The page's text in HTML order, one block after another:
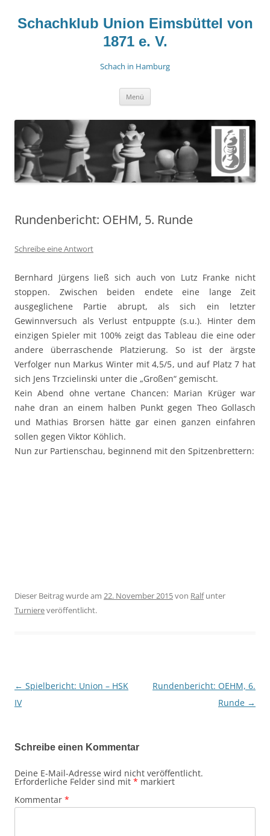
springen
Schachklub Union Eimsbüttel von
1871 e. V.
Schach in Hamburg
Menü
Rundenbericht: OEHM, 5. Runde
Schreibe eine Antwort
Bernhard Jürgens ließ sich auch von Lutz Franke nicht
stoppen. Zwischen beiden endete eine lange Zeit
ausgeglichene Partie abrupt, als sich ein letzter
Gewinnversuch als Verlust entpuppte (s.u.). Hinter dem
einzigen Spieler mit 100% zeigt das Tableau die eine oder
andere überraschende Platzierung. So ist der ärgste
Verfolger nun Markus Winter mit 4,5/5, und auf Platz 7 hat
sich Jens Trzcielinski unter die „Großen“ gemischt.
Kein Abend ohne vertane Chancen: Marian Krüger war
nahe dran an einem halben Punkt gegen Theo Gollasch
und Mathias Brorsen hätte gar einen ganzen einfahren
sollen gegen Viktor Köhlich.
Nun zur Partienschau, beginnend mit den Spitzenbrettern:
Dieser Beitrag wurde am 22. November 2015von Ralfunter
Turniereveröffentlicht.
Beitragsnavigation
← Spielbericht: Union – HSK
IV
Rundenbericht: OEHM, 6.
Runde →
Schreibe einen Kommentar
Deine E-Mail-Adresse wird nicht veröffentlicht.
Erforderliche Felder sind mit * markiert
Kommentar *